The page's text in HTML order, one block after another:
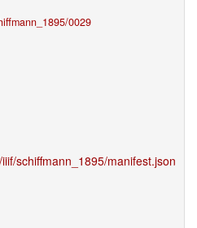
0029
schiffmann_1895/manifest.json